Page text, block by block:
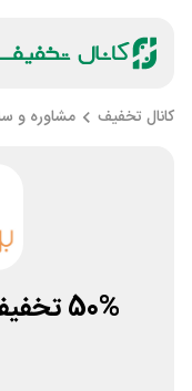
کانال تخفیف مشاوره و
50% تخفیف رژیم گروهی برنافیت